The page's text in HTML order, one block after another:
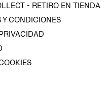
- RETIRO EN TIENDA
Y CONDICIONES